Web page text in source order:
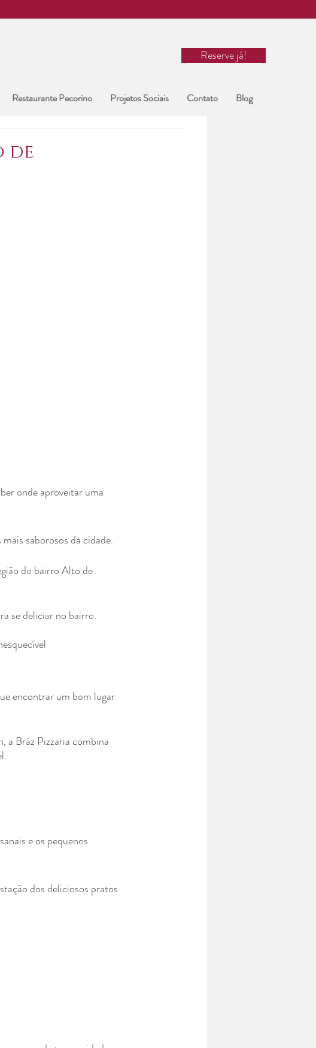
Reserve já!
Restaurante Pecorino Projetos Sociais Contato Blog
de
onde aproveitar uma
saborosos da cidade.
do bairro Alto de
se deliciar no bairro.
encontrar um bom lugar
a Bráz Pizzaria combina
e os pequenos
dos deliciosos pratos